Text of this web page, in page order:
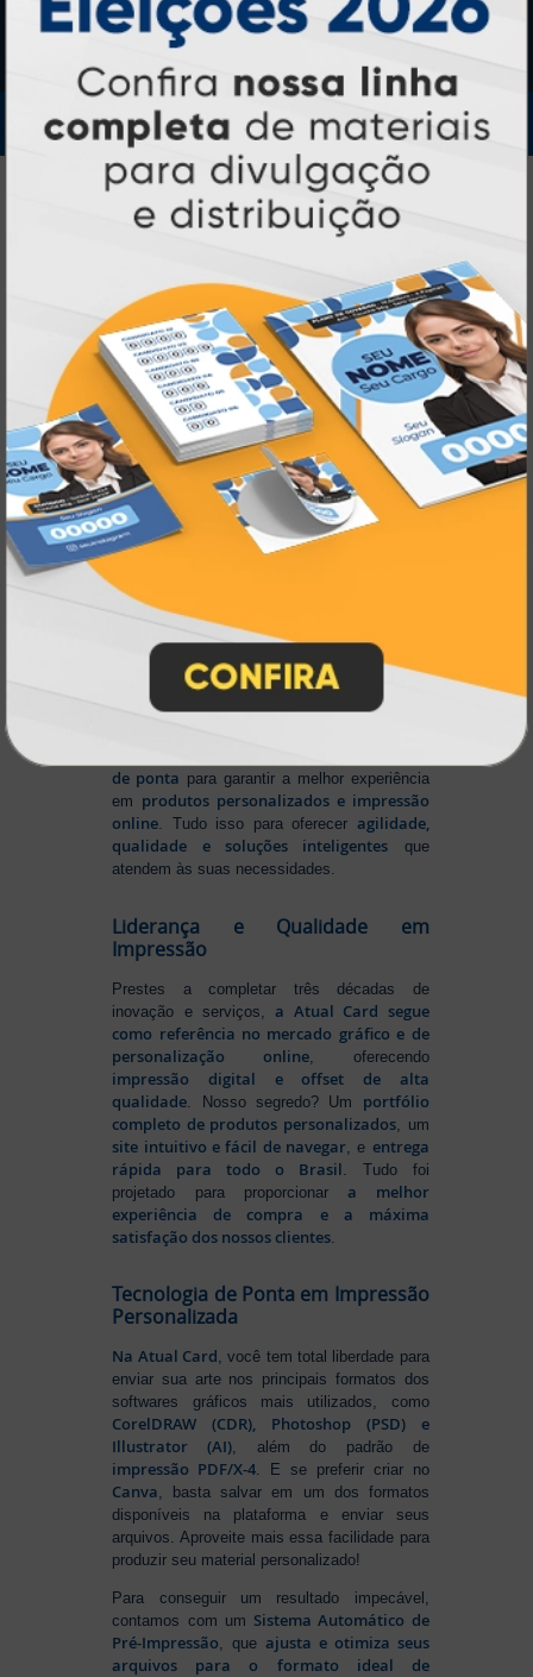
IMPRA INDUSTRIA GRAFICA LTDA | CNPJ: 28.045.354/0002-52
Atual Card © 2026. Todos os direitos reservados.
Atual Card: A Gráfica Pioneira em
Atual Card é referência em impressão
gráfica online no Brasil, oferecendo uma
ampla variedade de produtos e soluções para
atender profissionais autônomos, empresas e
revendedores gráficos. Comquase três
décadas de experiência, somos pioneiros no
segmento deimpressão sob demanda,
investindo continuamente em
tecnologia,
inovação e personalizaçãopara entregar
qualidade, agilidade e a melhor
experiência
aos nossos clientes.
Pioneirismo e Inovação em
Impressão personalizada
Muito antes de termos comográfica online,
impressão sob demanda e web to printse
popularizarem, aAtual Card já estava
transformando o mercado gráfico
de ponta para garantir a melhor experiência
em produtos personalizados e impressão
online. Tudo isso para oferecer agilidade,
qualidade e soluções inteligentes que
atendem às suas necessidades.
Liderança e Qualidade em
Impressão
Prestes a completar três décadas de
inovação e serviços,a Atual Card segue
como referência no mercado gráfico e de
personalização online, oferecendo
impressão digital e offset de alta
qualidade . Nosso segredo? Um portfólio
completo de produtos personalizados , um
site intuitivo e fácil de navegar , e entrega
rápida para todo o Brasil . Tudo foi
projetado para proporcionara melhor
experiência de compra e a máxima
satisfação dos nossos clientes
Tecnologia de Ponta em Impressão
Personalizada
Na Atual Card, você tem total liberdade para
enviar sua arte nos principais formatos dos
softwares gráficos mais utilizados, como
CorelDRAW (CDR), Photoshop (PSD) e
Illustrator (AI), além do padrão de
impressão PDF/X-4. E se preferir criar no
Canva, basta salvar em um dos formatos
disponíveis na plataforma e enviar seus
arquivos. Aproveite mais essa facilidade para
produzir seu material personalizado!
Para conseguir um resultado impecável,
contamos com um Sistema Automático de
Pré-Impressão, queajusta e otimiza seus
arquivos para o formato ideal de